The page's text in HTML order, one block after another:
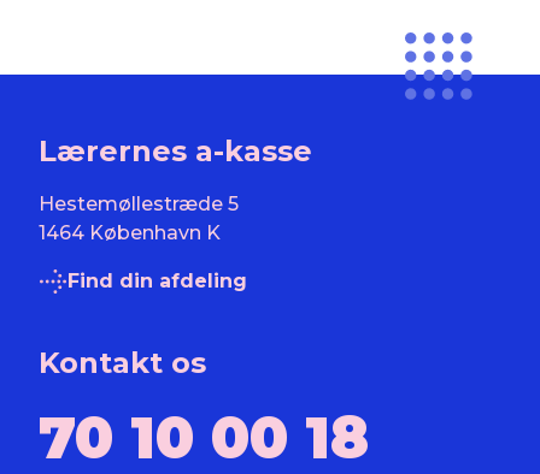
Lærernes a-kasse
Hestemøllestræde 5
1464 København K
Find din afdeling
Kontakt os
70 10 00 18